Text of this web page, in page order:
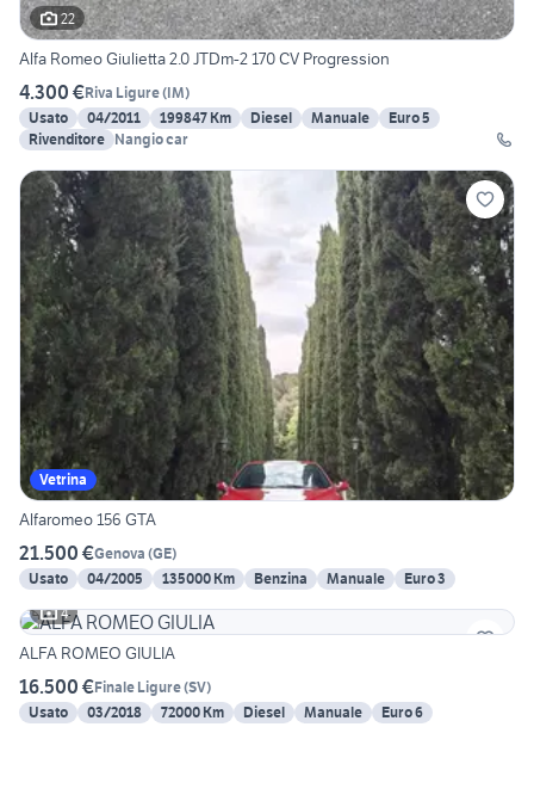
22
Alfa Romeo Giulietta 2.0 JTDm-2 170 CV Progression
4.300 €Riva Ligure(IM)
Usato
04/2011 199847 Km Diesel Manuale
Euro 5
Rivenditore Nangio car
Vetrina
Alfaromeo 156 GTA
21.500 €Genova (GE)
Usato
04/2005 135000 Km Benzina Manuale
Euro 3
4
ALFA ROMEO GIULIA
16.500 €Finale Ligure(SV)
Usato
03/2018 72000 Km Diesel Manuale Euro 6